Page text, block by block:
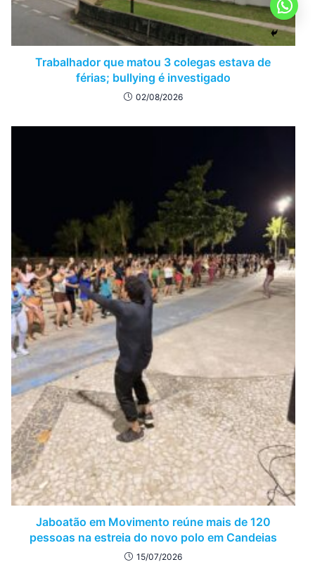
Trabalhador que matou 3 colegas estava de
férias; bullying é investigado
02/08/2026
Jaboatão em Movimento reúne mais de 120
pessoas na estreia do novo polo em Candeias
15/07/2026